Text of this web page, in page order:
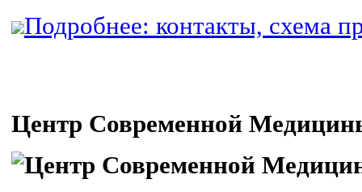
Подробнее: контакты, схема
Центр Современной